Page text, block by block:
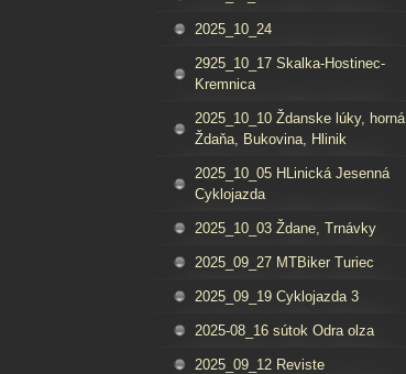
2025_10_24
2925_10_17 Skalka-Hostinec-
Kremnica
2025_10_10 Ždanske lúky, horná
Ždaňa, Bukovina, Hlinik
2025_10_05 HLinická Jesenná
Cyklojazda
2025_10_03 Ždane, Trnávky
2025_09_27 MTBiker Turiec
2025_09_19 Cyklojazda 3
2025-08_16 sútok Odra olza
2025_09_12 Reviste